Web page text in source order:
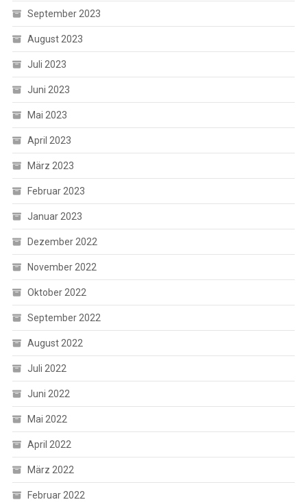
September 2023
August 2023
Juli 2023
Juni 2023
Mai 2023
April 2023
März 2023
Februar 2023
Januar 2023
Dezember 2022
November 2022
Oktober 2022
September 2022
August 2022
Juli 2022
Juni 2022
Mai 2022
April 2022
März 2022
Februar 2022